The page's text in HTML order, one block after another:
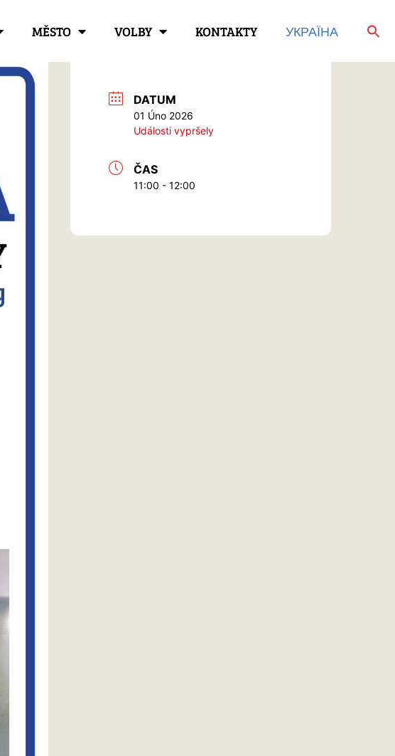
MĚSTO VOLBY KONTAKTY УКРАЇНА
DATUM
01 Úno 2026
Události vypršely
ČAS
11:00 - 12:00